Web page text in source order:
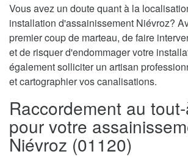
Vous avez un doute quant à la
installation d'assainissement Niévroz?
premier coup de marteau, de faire
et de risquer d'endommager votre
également solliciter un artisan
et cartographier vos canalisations.
Raccordement au tout-
pour votre
Niévroz (01120)